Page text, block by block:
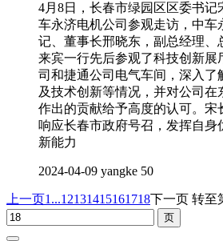
4月8日，长春市绿园区区委书记
车永济电机公司参观走访，中车
记、董事长邢晓东，副总经理、
来宾一行先后参观了科技创新展
司和捷通公司电气车间，深入了
及技术创新等情况，并对公司
作出的贡献给予高度的认可。宋
响应长春市政府号召，发挥自身
新能力
2024-04-09 yangke 50
上一页1...12131415161718下一页 转至